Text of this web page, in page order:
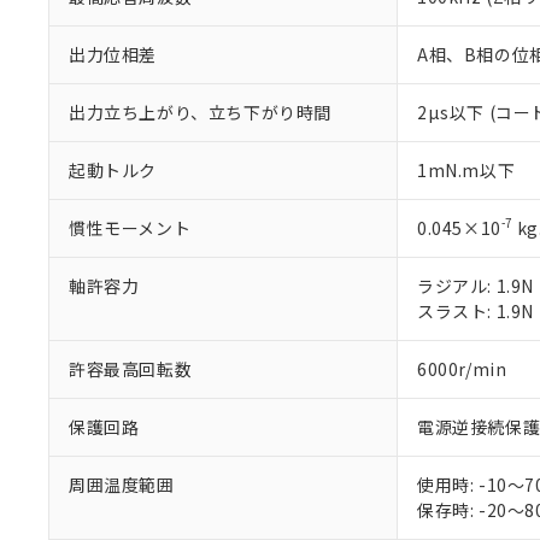
出力位相差 A相、B相の位
出力立ち上がり、立ち下がり時間 2µs以下 (コー
起動トルク 1mN.m以下
慣性モーメント 0.045×10-7
軸許容力
ラジアル: 1.9N
スラスト: 1.9N
許容最高回転数 6000r/min
保護回路 電源逆接続保護
周囲温度範囲
使用時: -10～
保存時: -20～
以下の条件をお
本サービス
当社制御機
在庫状況お
い。
正式な納期
当社販売員
オムロン制
在庫状況お
す。
マイパーツ
お客様が当
が、当社の
さい。
※当社の共同
非該当品：ライ
仕入先様の事情
があります。
*EU RoHS指令（10物質
鉛(Pb) 1000ppm以下
六価クロム(Cr(Ⅵ))
フタル酸ビス(2-エチ
ル（DBP） 1000ppm
但し、RoHS指令で産
フタル酸エステル類の
※2 対応予定月
部品在庫の切り替
※3 非含有証明
下記の非含有証
※1 中国
「×」：最大均質
「－」：未確認
*中国RoHS10物質の基
DBP(フタル酸ジブチ
※2 環境保護使
「ｅ」：有害物
「10」：通常の
味します。
当社は、こ
う）を輸出
などの必要
当社は規制
当社は貴社
置等に一切
当社は、貴
また当社は
たしません。
記
号
説明
○ 一定数以
△ 一定数に
－
在庫な
機器販売
空
白
受注生